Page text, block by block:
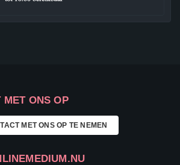
MET ONS OP
MET ONS OP TE NEMEN